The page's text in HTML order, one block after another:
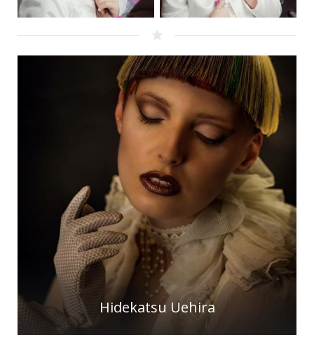
Hidekatsu Uehira